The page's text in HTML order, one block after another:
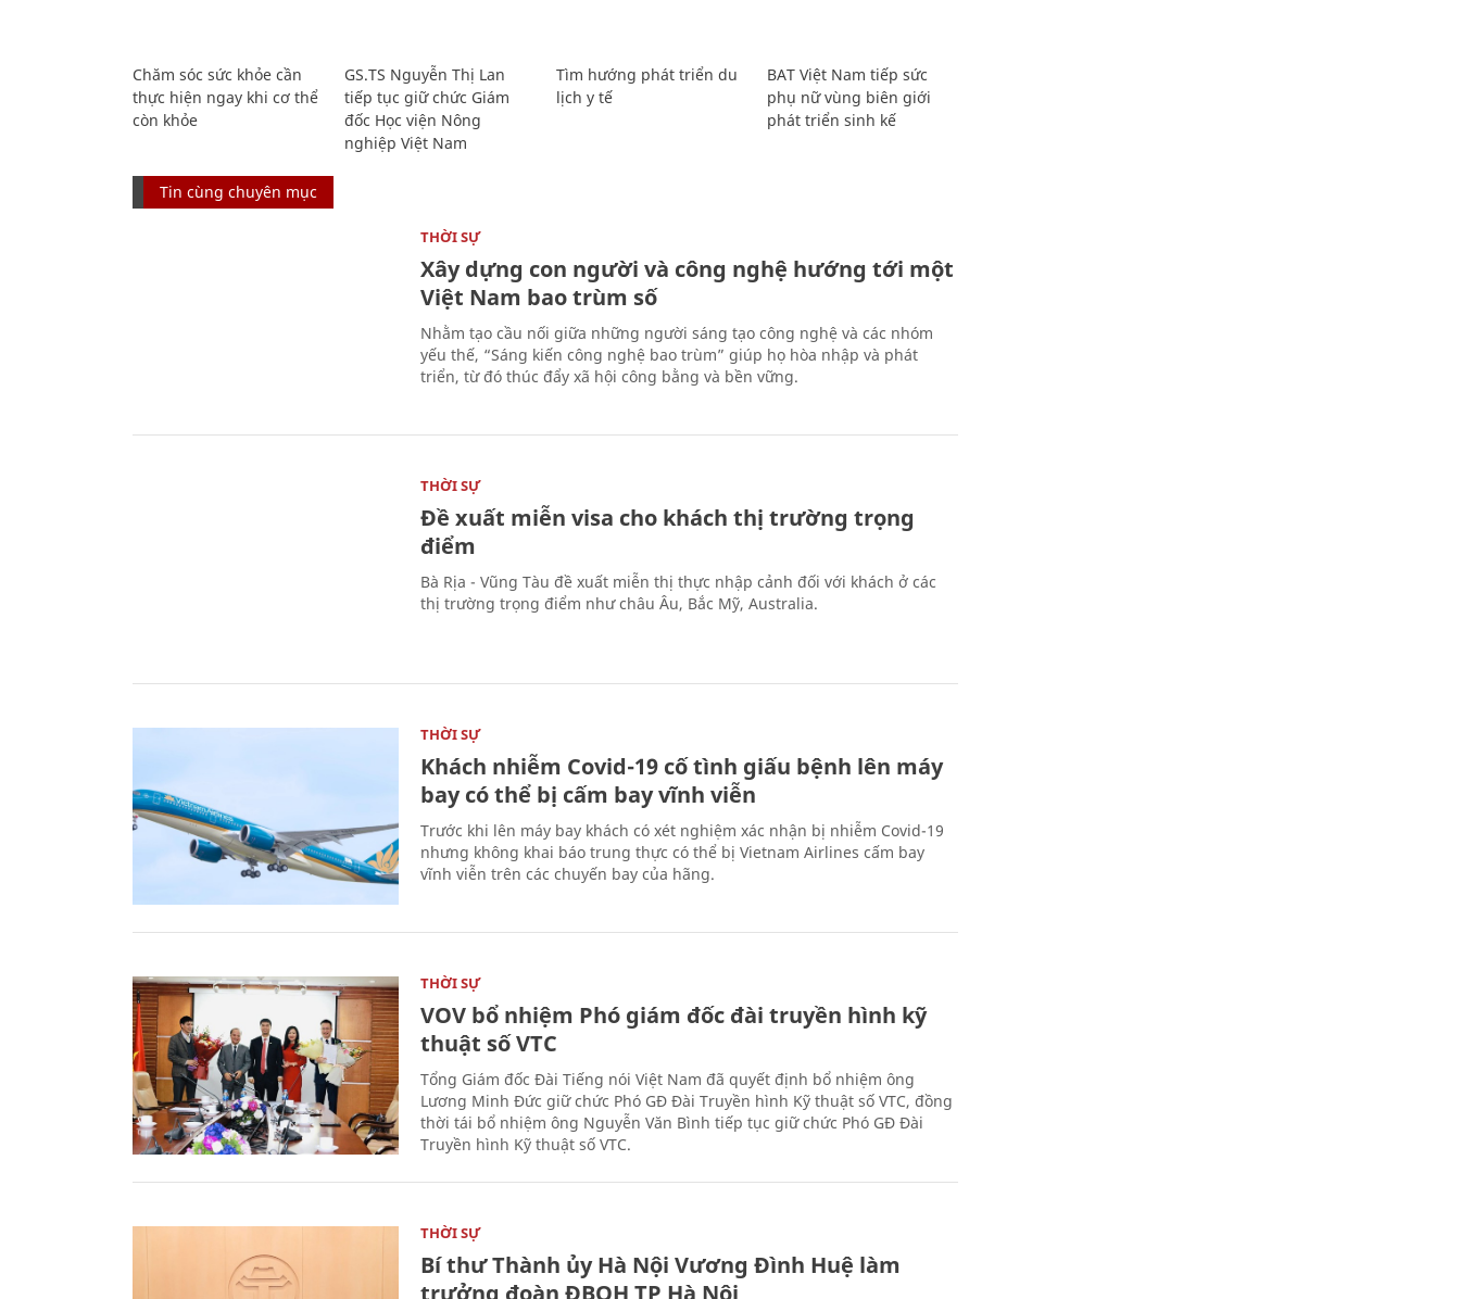
Chăm sóc sức khỏe cần
thực hiện ngay khi cơ thể
còn khỏe
GS.TS Nguyễn Thị Lan
tiếp tục giữ chức Giám
đốc Học viện Nông
nghiệp Việt Nam
Tìm hướng phát triển du
lịch y tế
BAT Việt Nam tiếp sức
phụ nữ vùng biên giới
phát triển sinh kế
Tin cùng chuyên mục
THỜI SỰ
Xây dựng con người và công nghệ hướng tới một
Việt Nam bao trùm số
Nhằm tạo cầu nối giữa những người sáng tạo công nghệ và các nhóm
yếu thế, “Sáng kiến công nghệ bao trùm” giúp họ hòa nhập và phát
triển, từ đó thúc đẩy xã hội công bằng và bền vững.
THỜI SỰ
Đề xuất miễn visa cho khách thị trường trọng
điểm
Bà Rịa - Vũng Tàu đề xuất miễn thị thực nhập cảnh đối với khách ở các
thị trường trọng điểm như châu Âu, Bắc Mỹ, Australia.
THỜI SỰ
Khách nhiễm Covid-19 cố tình giấu bệnh lên máy
bay có thể bị cấm bay vĩnh viễn
Trước khi lên máy bay khách có xét nghiệm xác nhận bị nhiễm Covid-19
nhưng không khai báo trung thực có thể bị Vietnam Airlines cấm bay
vĩnh viễn trên các chuyến bay của hãng.
THỜI SỰ
VOV bổ nhiệm Phó giám đốc đài truyền hình kỹ
thuật số VTC
Tổng Giám đốc Đài Tiếng nói Việt Nam đã quyết định bổ nhiệm ông
Lương Minh Đức giữ chức Phó GĐ Đài Truyền hình Kỹ thuật số VTC, đồng
thời tái bổ nhiệm ông Nguyễn Văn Bình tiếp tục giữ chức Phó GĐ Đài
Truyền hình Kỹ thuật số VTC.
THỜI SỰ
Bí thư Thành ủy Hà Nội Vương Đình Huệ làm
trưởng đoàn ĐBQH TP Hà Nội